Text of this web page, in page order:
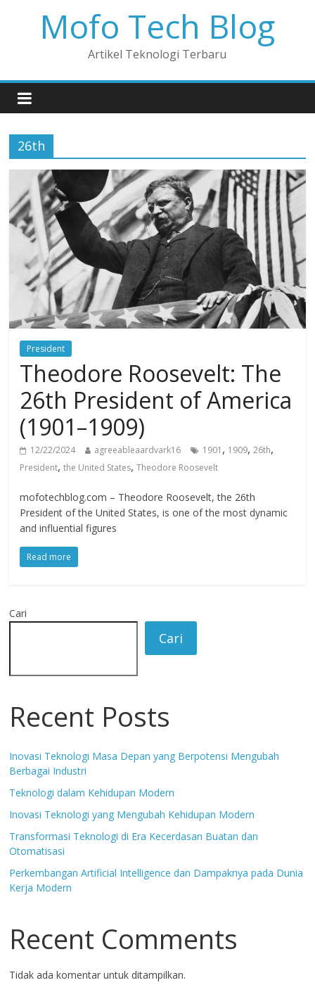
Mofo Tech Blog
Artikel Teknologi Terbaru
26th
President
Theodore Roosevelt: The
26th President of America
(1901–1909)
12/22/2024 agreeableaardvark16 1901 , 1909,26th,
President,the United States,Theodore Roosevelt
mofotechblog.com – Theodore Roosevelt, the 26th
President of the United States, is one of the most dynamic
and influential figures
Read more
Cari
Cari
Recent Posts
Inovasi Teknologi Masa Depan yang Berpotensi Mengubah
Berbagai Industri
Teknologi dalam Kehidupan Modern
Inovasi Teknologi yang Mengubah Kehidupan Modern
Transformasi Teknologi di Era Kecerdasan Buatan dan
Otomatisasi
Perkembangan Artificial Intelligence dan Dampaknya pada Dunia
Kerja Modern
Recent Comments
Tidak ada komentar untuk ditampilkan.